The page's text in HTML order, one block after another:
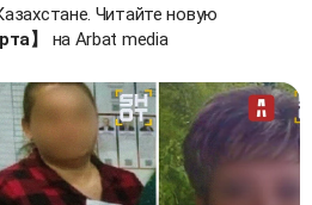
Читайте новую
】 на Arbat media